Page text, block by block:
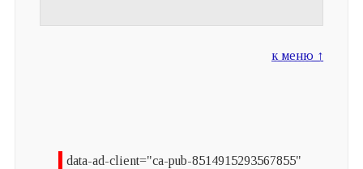
к меню ↑
data-ad-client="ca-pub-8514915293567855"